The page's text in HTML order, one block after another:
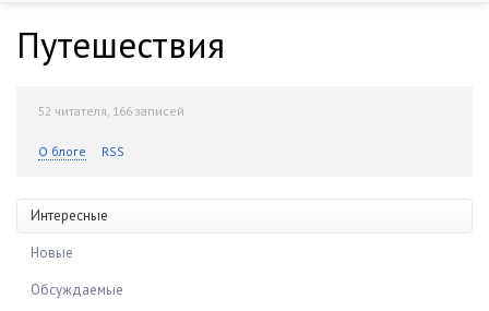
Путешествия
52 читателя, 166 записей
О блоге RSS
Интересные
Новые
Обсуждаемые